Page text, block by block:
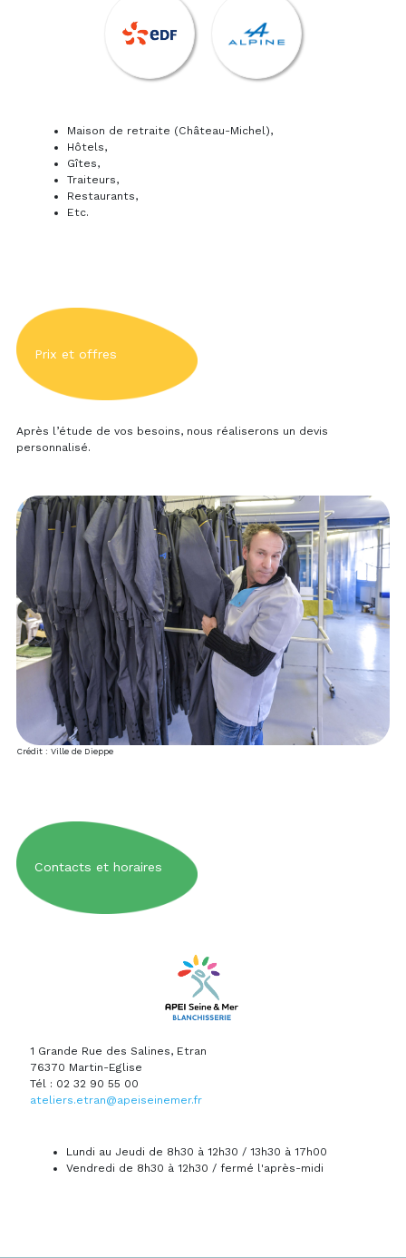
Maison de retraite (Château-Michel),
Hôtels,
Gîtes,
Traiteurs,
Restaurants,
Etc.
Prix et offres
Crédit : Ville de Dieppe
Après l’étude de vos besoins, nous réaliserons un devis
personnalisé.
Contacts et horaires
1 Grande Rue des Salines, Etran
76370 Martin-Eglise
Tél : 02 32 90 55 00
ateliers.etran@apeiseinemer.fr
Lundi au Jeudi de 8h30 à 12h30 / 13h30 à 17h00
Vendredi de 8h30 à 12h30 / fermé l'après-midi